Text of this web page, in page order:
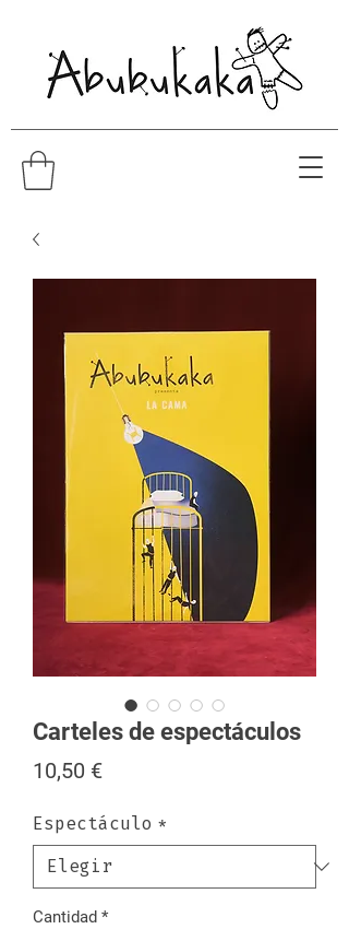
Carteles de espectáculos
10,50 €Precio
Espectáculo *
Cantidad *